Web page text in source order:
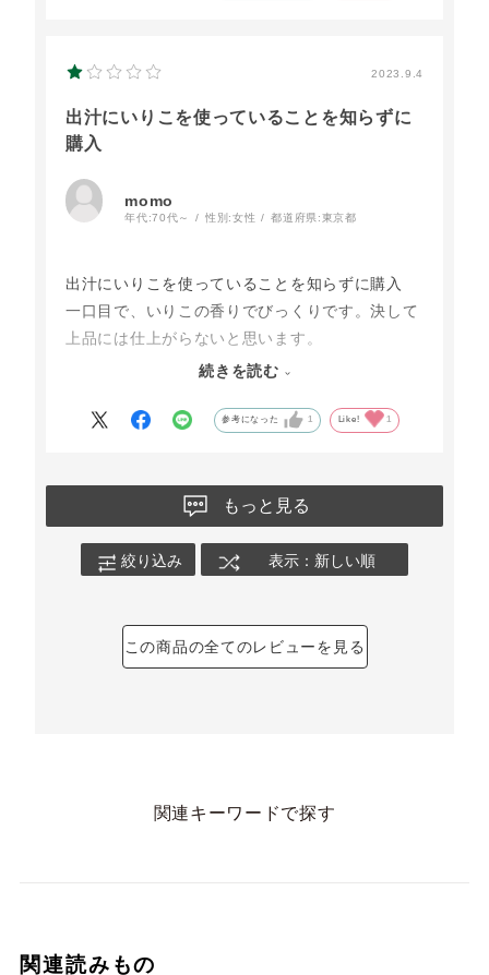
2023.9.4
出汁にいりこを使っていることを知らずに
購入
momo
年代:70代～ 性別:女性 都道府県:東京都
出汁にいりこを使っていることを知らずに購入
一口目で、いりこの香りでびっくりです。決して
上品には仕上がらないと思います。
初めて経験したお味でした。
した。
続きを読む
参考になった 1 Like! 1
もっと見る
絞り込み 表示：新しい順
この商品の全てのレビューを見る
関連キーワードで探す
関連読みもの